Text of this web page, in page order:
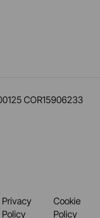
COR15906233
Privacy
Policy
Cookie
Policy